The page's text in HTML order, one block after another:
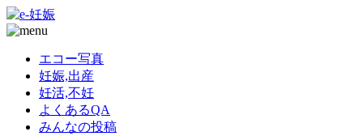
エコー写真
妊娠,出産
妊活,不妊
よくあるQA
みんなの投稿